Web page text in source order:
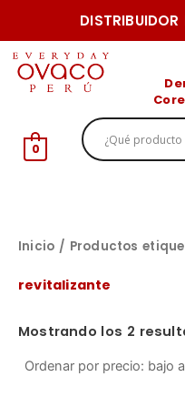
DISTRIBUIDOR
al
contenido
0
Inicio / Productos
revitalizante
Mostrando los 2